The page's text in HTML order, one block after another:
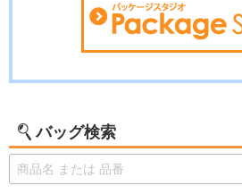
バッグ検索